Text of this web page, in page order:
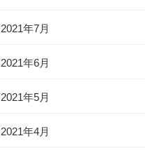
2021年7月
2021年6月
2021年5月
2021年4月